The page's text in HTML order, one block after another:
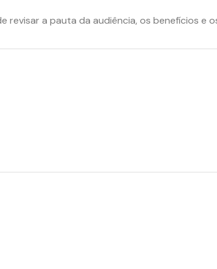
a pauta da audiência, os benefícios e